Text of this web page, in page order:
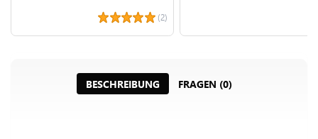
(2)
BESCHREIBUNG FRAGEN (0)